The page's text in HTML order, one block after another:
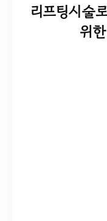
리프팅시술
위